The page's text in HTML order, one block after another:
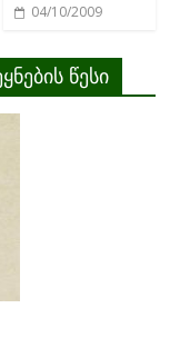
04/10/2009
წესი